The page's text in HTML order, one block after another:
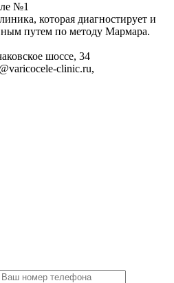
№1
которая диагностирует и
путем по методу Мармара.
шоссе, 34
clinic.ru,